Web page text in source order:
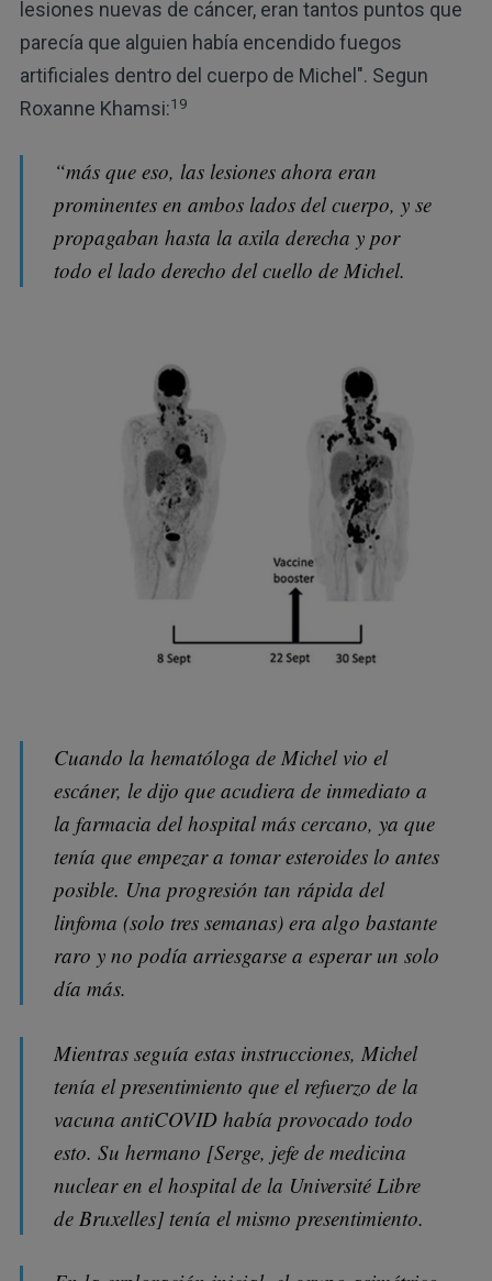
lesiones nuevas de cáncer, eran tantos puntos que
parecía que alguien había encendido fuegos
artificiales dentro del cuerpo de Michel". Segun
Roxanne Khamsi:19
“más que eso, las lesiones ahora eran
prominentes en ambos lados del cuerpo, y se
propagaban hasta la axila derecha y por
todo el lado derecho del cuello de Michel.
Cuando la hematóloga de Michel vio el
escáner, le dijo que acudiera de inmediato a
la farmacia del hospital más cercano, ya que
tenía que empezar a tomar esteroides lo antes
posible. Una progresión tan rápida del
linfoma (solo tres semanas) era algo bastante
raro y no podía arriesgarse a esperar un solo
día más.
Mientras seguía estas instrucciones, Michel
tenía el presentimiento que el refuerzo de la
vacuna antiCOVID había provocado todo
esto. Su hermano [Serge, jefe de medicina
nuclear en el hospital de la Université Libre
de Bruxelles] tenía el mismo presentimiento.